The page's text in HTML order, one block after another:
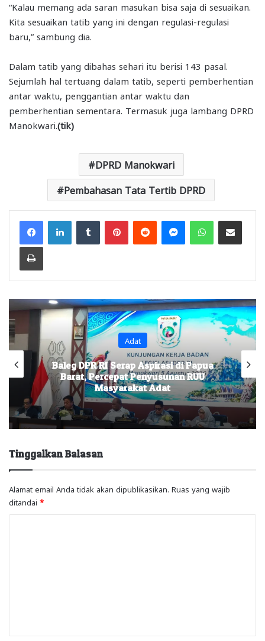
“Kalau memang ada saran masukan bisa saja di sesuaikan.
Kita sesuaikan tatib yang ini dengan regulasi-regulasi
baru,” sambung dia.
Dalam tatib yang dibahas sehari itu berisi 143 pasal.
Sejumlah hal tertuang dalam tatib, seperti pemberhentian
antar waktu, penggantian antar waktu dan
pemberhentian sementara. Termasuk juga lambang DPRD
Manokwari. (tik)
DPRD Manokwari
Pembahasan Tata Tertib DPRD
FacebookLinkedInTumblr PinterestReddit MessengerWhatsAppShare via Email
Print
Adat
Baleg DPR RI Serap Aspirasi di Papua
Barat, Percepat Penyusunan RUU
Masyarakat Adat
Tinggalkan Balasan
Alamat email Anda tidak akan dipublikasikan. Ruas yang wajib
ditandai *